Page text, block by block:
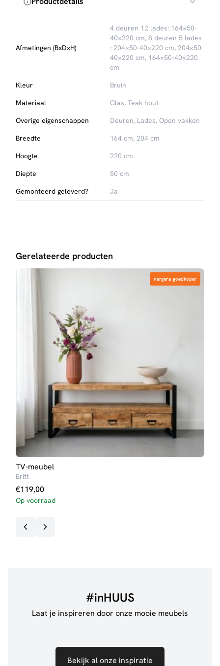
Of je nu extra opbergruimte zoekt of een sfeervolle
een prachtige keuze. Bekijk de verschillende uitvoeringen
en shop de Buffetkast bij HUUS voor de beste prijs.
Afmetingen (BxDxH)
4 deuren 12 lades: 164×50-
40×220 cm, 8 deuren 5 lades
: 204×50-40×220 cm, 204×50-
40×220 cm, 164×50-40×220
cm
Kleur
Bruin
Materiaal
Glas, Teak hout
Overige eigenschappen
Deuren, Lades, Open vakken
Breedte
164 cm, 204 cm
Hoogte
220 cm
Diepte
50 cm
Gemonteerd geleverd?
Ja
Gerelateerde producten
nergens goedkoper
nergens goedkoper
TV-meubel
Britt
€119,00
Op voorraad
#inHUUS
Laat je inspireren door onze mooie meubels
Bekijk al onze inspiratie